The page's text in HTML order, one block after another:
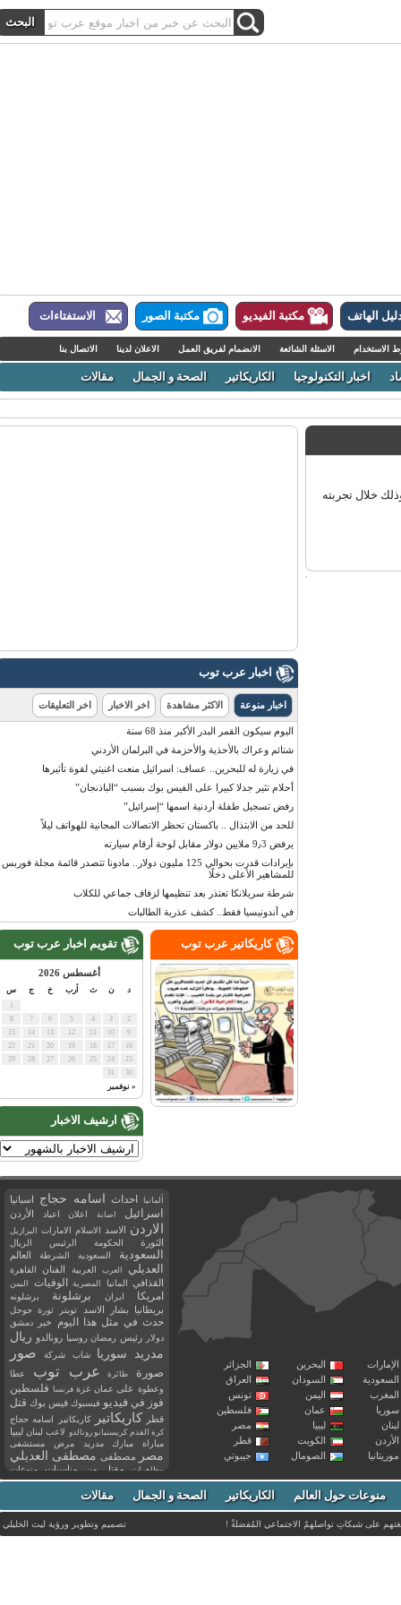
الهاتف مكتبة الفيديو مكتبة الصور الاستفتاءات
الاسئلة الشائعة الانضمام لفريق العمل الاعلان لدينا الاتصال بنا
اخبار التكنولوجيا الكاريكاتير الصحة و الجمال مقالات
خلال تجربته
اخبار عرب توب
اخبار منوعة الاكثر مشاهدة اخر الاخبار اخر التعليقات
اليوم سيكون القمر البدر الأكبر منذ 68 سنة
شتائم وعراك بالأحذية والأحزمة في البرلمان الأردني
في زيارة له للبحرين.. عساف: اسرائيل منعت اغنيتي لقوة تأثيرها
أحلام تثير جدلا كبيرا على الفيس بوك بسبب “الباذنجان”
رفض تسجيل طفلة أردنية اسمها “إسرائيل”
للحد من الابتذال .. باكستان تحظر الاتصالات المجانية للهواتف ليلاً
يرفض 9٫3 ملايين دولار مقابل لوحة أرقام سيارته
بإيرادات قدرت بحوالي 125 مليون دولار.. مادونا تتصدر قائمة مجلة فوربس
للمشاهير الأعلى دخلًا
شرطة سريلانكا تعتذر بعد تنظيمها لزفاف جماعي للكلاب
في أندونيسيا فقط.. كشف عذرية الطالبات
تقويم اخبار عرب توب
أغسطس 2026
أرب س
« نوفمبر
ارشيف الاخبار
كاريكاتير عرب توب
البحرين
الجزائر
السودان
العراق
اليمن
تونس
عمان
فلسطين
ليبيا
مصر
الكويت
قطر
الصومال جيبوتي
ألمانيا احداث اسامه حجاج اسبانيا
اسرائيل اصابة اعلان اعياد الأردن
الاردن الاسد الاسلام الامارات البرازيل
الثورة الحكومة الرئيس الريال
السعودية السعوديه الشرطة العالم
العديلي العرب العربية الفنان القاهرة
القذافي المانيا المصرية الوفيات اليمن
امريكا ايران برشلونة برشلونه
بريطانيا بشار الاسد تويتر ثورة جوجل
حدث في مثل هذا اليوم خبر دمشق
دولار رئيس رمضان روسيا رونالدو ريال
مدريد
سوريا شاب شركة صور
صورة طائرة عرب توب
عطا
وعطوة على عمان غزة فرنسا فلسطين
فوز في فيديو فيسبوك فيس بوك قتل
قطر كاريكاتير كاريكاتير اسامه حجاج
كرة القدم كريستيانو رونالدو لاعب لبنان ليبيا
مباراة مبارك مدريد مرض مستشفى
مصر مصطفى مصطفى العديلي
مظاهرات مقتل من مناسبات
منوعات
مواليد
موت ميسي ميلان نادي نشر
وفاة وفيات يوتيوب منوعات حول العالم الكاريكاتير الصحة و الجمال مقالات
على شبكاتِ تواصلهمْ الاجتماعي المُفضلةْ ! تصميم وتطوير ورؤيةليث الخليلي